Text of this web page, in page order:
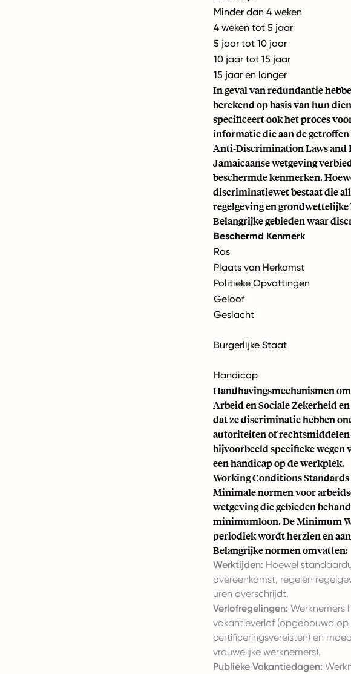
Minder dan 4 weken
4 weken tot 5 jaar
5 jaar tot 10 jaar
10 jaar tot 15 jaar
15 jaar en langer
In geval van redundantie
berekend op basis van hun
specificeert ook het proces
informatie die aan de
Anti-Discrimination Laws and
Jamaicaanse wetgeving
beschermde kenmerken.
discriminatiewet bestaat die
regelgeving en
Belangrijke gebieden waar
Beschermd Kenmerk
Ras
Plaats van Herkomst
Politieke Opvattingen
Geloof
Geslacht
Burgerlijke Staat
Handicap
Handhavingsmechanismen
Arbeid en Sociale Zekerheid
dat ze discriminatie hebben
autoriteiten of rechtsmiddelen
bijvoorbeeld specifieke wegen
een handicap op de werkplek.
Working Conditions
Minimale normen voor
wetgeving die gebieden
minimumloon. De Minimum
periodiek wordt herzien en
Belangrijke normen omvatten:
Werktijden: Hoewel
overeenkomst, regelen
uren overschrijdt.
Verlofregelingen: Werknemers
vakantieverlof (opgebouwd
certificeringsvereisten) en
vrouwelijke werknemers).
Publieke Vakantiedagen: